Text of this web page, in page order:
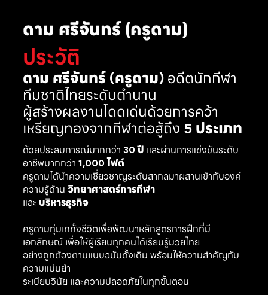
ดาม ศรีจันทร์ (ครูดาม)
ประวัติ
ดาม ศรีจันทร์ (ครูดาม)อดีตนักกีฬา
ทีมชาติไทยระดับตำนาน
ผู้สร้างผลงานโดดเด่นด้วยการคว้า
เหรียญทองจากกีฬาต่อสู้ถึง 5 ประเภท
ด้วยประสบการณ์มากกว่า 30 ปี และผ่านการแข่งขันระดับ
อาชีพมากกว่า 1,000 ไฟต์
ครูดามได้นำความเชี่ยวชาญระดับสากลมาผสานเข้ากับองค์
ความรู้ด้าน วิทยาศาสตร์การกีฬา
และ บริหารธุรกิจ
ครูดามทุ่มเททั้งชีวิตเพื่อพัฒนาหลักสูตรการฝึกที่มี
เอกลักษณ์ เพื่อให้ผู้เรียนทุกคนได้เรียนรู้มวยไทย
อย่างถูกต้องตามแบบฉบับดั้งเดิม พร้อมให้ความสำคัญกับ
ความแม่นยำ
ระเบียบวินัย และความปลอดภัยในทุกขั้นตอน